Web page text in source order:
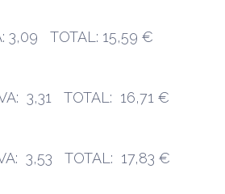
3,09 TOTAL: 15,59 €
3,31 TOTAL: 16,71 €
3,53 TOTAL: 17,83 €